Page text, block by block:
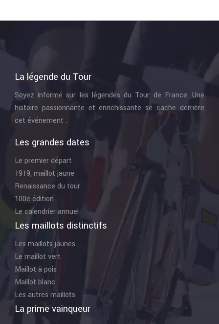
La légende du Tour
Soyez informé sur les légendes du Tour de France. Une
histoire passionnante et enrichissante se cache derrière
cet événement .
Les grandes dates
Le premier départ
1919, maillot jaune
Renaissance du tour
100e édition
Le calendrier annuel
Les maillots distinctifs
Les maillots jaunes
Le maillot vert
Maillot à pois
Maillot blanc
Les autres maillots
La prime vainqueur